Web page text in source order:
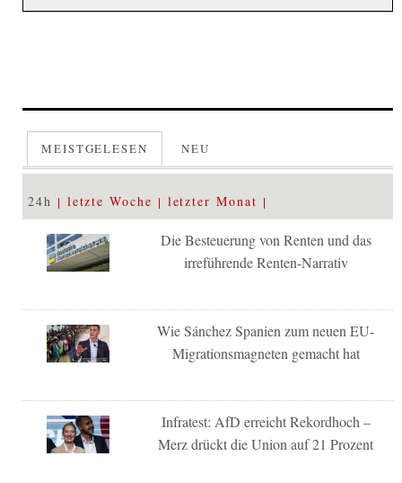
MEISTGELESEN NEU
24h letzte Woche letzter Monat
Die Besteuerung von Renten und das
irreführende Renten-Narrativ
Wie Sánchez Spanien zum neuen EU-
Migrationsmagneten gemacht hat
Infratest: AfD erreicht Rekordhoch –
Merz drückt die Union auf 21 Prozent